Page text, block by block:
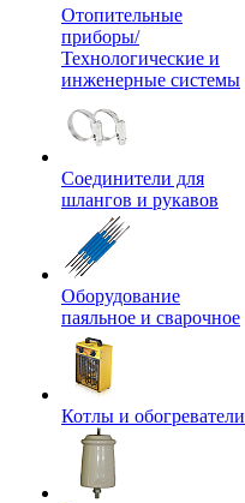
Отопительные
приборы/
Технологические и
инженерные системы
Соединители для
шлангов и рукавов
Оборудование
паяльное и сварочное
Котлы и обогреватели